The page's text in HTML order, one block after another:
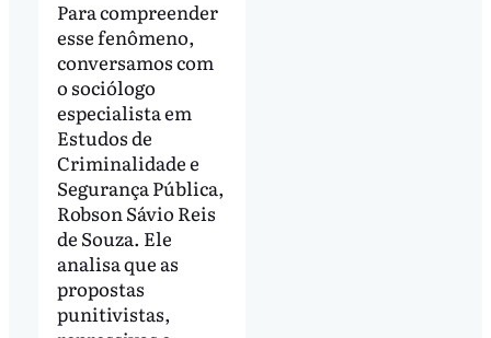
Para compreender
esse fenômeno,
conversamos com
o sociólogo
especialista em
Estudos de
Criminalidade e
Segurança Pública,
Robson Sávio Reis
de Souza. Ele
analisa que as
propostas
punitivistas,